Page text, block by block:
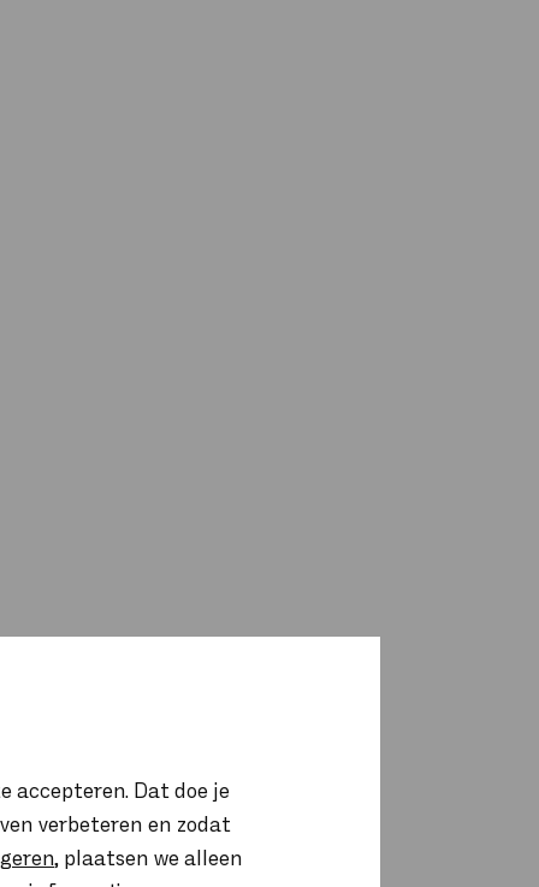
accepteren. Dat doe je
verbeteren en zodat
, plaatsen we alleen